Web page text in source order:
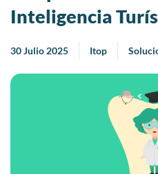
Inteligencia
30 Julio 2025 Itop